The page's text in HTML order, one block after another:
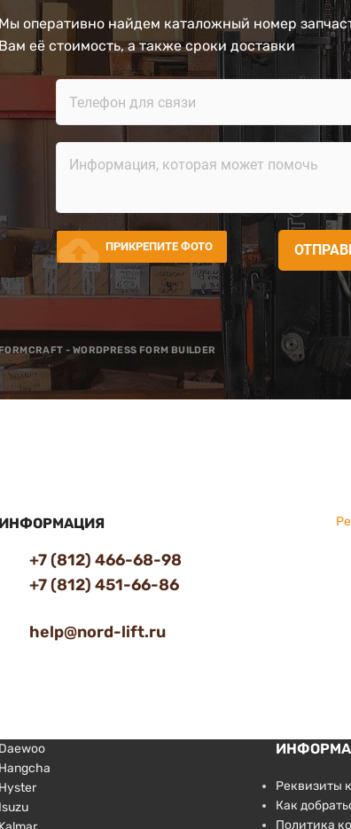
Мы оперативно найдем каталожный номер
Вам её стоимость, а также сроки доставки
cloud_upload ПРИКРЕПИТЕ ФОТО
- WORDPRESS FORM BUILDER
ИНФОРМАЦИЯ
+7 (812) 466-68-98
+7 (812) 451-66-86
help@nord-lift.ru
Daewoo
Hangcha
Hyster
Isuzu
Реквизиты
Как
Политика